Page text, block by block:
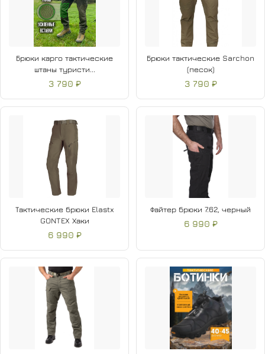
Брюки карго тактические
штаны туристи...
3 790 ₽
Брюки тактические Sarchon
(песок)
3 790 ₽
Тактические брюки Elastx
GONTEX Хаки
6 990 ₽
Файтер брюки 7.62, черный
6 990 ₽